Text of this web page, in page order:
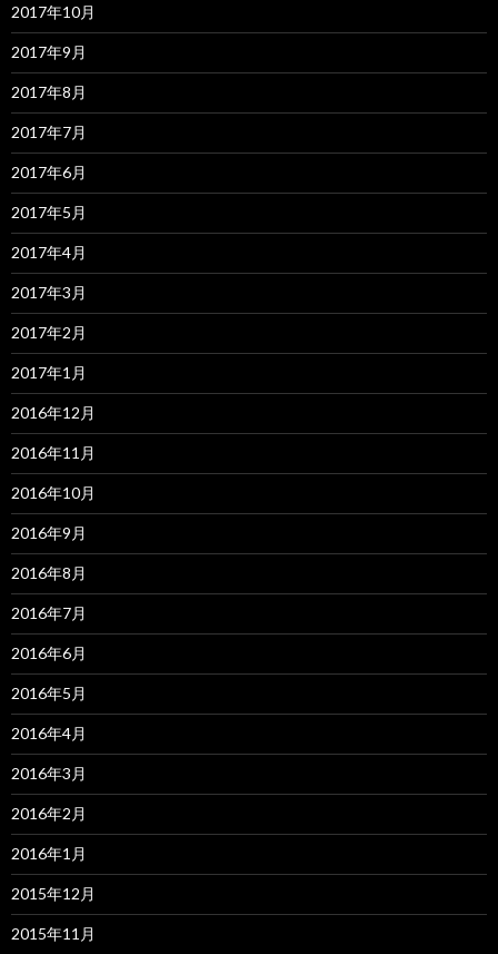
2017年10月
2017年9月
2017年8月
2017年7月
2017年6月
2017年5月
2017年4月
2017年3月
2017年2月
2017年1月
2016年12月
2016年11月
2016年10月
2016年9月
2016年8月
2016年7月
2016年6月
2016年5月
2016年4月
2016年3月
2016年2月
2016年1月
2015年12月
2015年11月